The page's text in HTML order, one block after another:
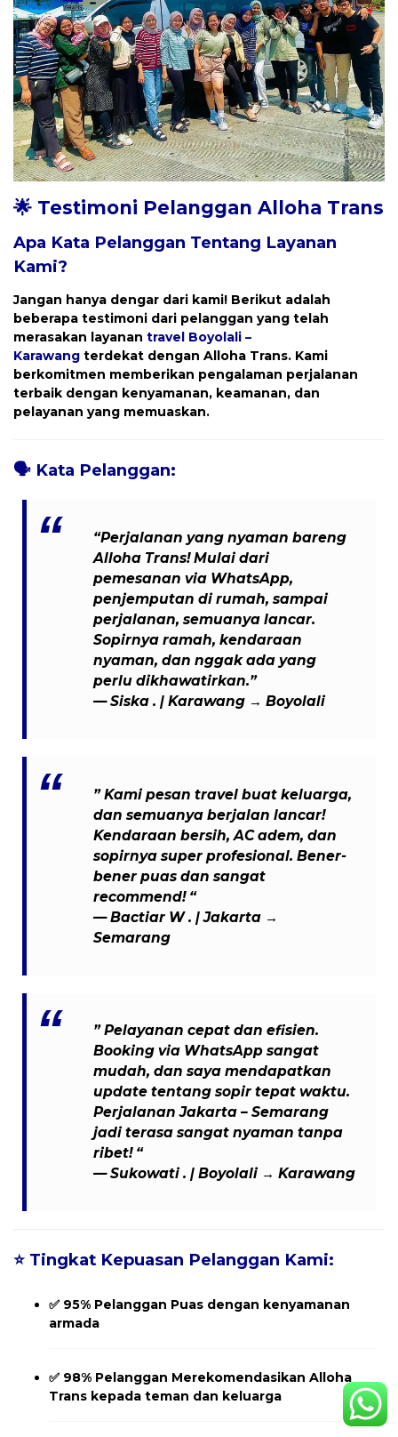
🌟 Testimoni Pelanggan Alloha Trans
Apa Kata Pelanggan Tentang Layanan
Kami?
Jangan hanya dengar dari kami! Berikut adalah
beberapa testimoni dari pelanggan yang telah
merasakan layanan travel Boyolali –
Karawang terdekat dengan Alloha Trans. Kami
berkomitmen memberikan pengalaman perjalanan
terbaik dengan kenyamanan, keamanan, dan
pelayanan yang memuaskan.
🗣️ Kata Pelanggan:
“Perjalanan yang nyaman bareng
Alloha Trans! Mulai dari
pemesanan via WhatsApp,
penjemputan di rumah, sampai
perjalanan, semuanya lancar.
Sopirnya ramah, kendaraan
nyaman, dan nggak ada yang
perlu dikhawatirkan.”
— Siska . | Karawang → Boyolali
” Kami pesan travel buat keluarga,
dan semuanya berjalan lancar!
Kendaraan bersih, AC adem, dan
sopirnya super profesional. Bener-
bener puas dan sangat
recommend! “
— Bactiar W . | Jakarta →
Semarang
” Pelayanan cepat dan efisien.
Booking via WhatsApp sangat
mudah, dan saya mendapatkan
update tentang sopir tepat waktu.
Perjalanan Jakarta – Semarang
jadi terasa sangat nyaman tanpa
ribet! “
— Sukowati . | Boyolali → Karawang
⭐ Tingkat Kepuasan Pelanggan Kami:
✅ 95% Pelanggan Puas dengan kenyamanan
armada
✅ 98% Pelanggan Merekomendasikan Alloha
Trans kepada teman dan keluarga